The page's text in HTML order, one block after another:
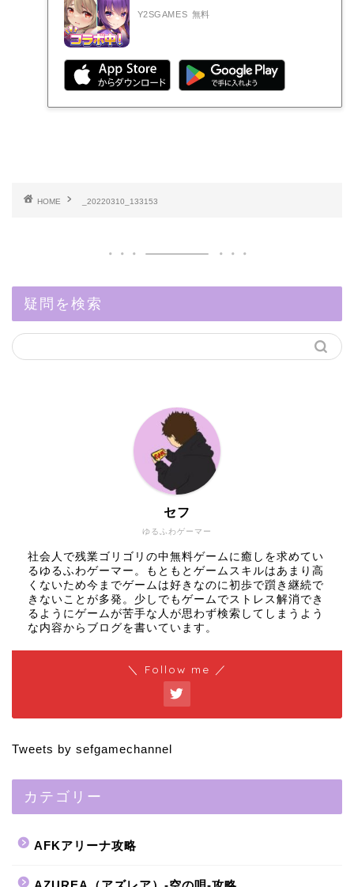
Y2SGAMES 無料
HOME _20220310_133153
疑問を検索
ゆるふわゲーマー
セフ
社会人で残業ゴリゴリの中無料ゲームに癒しを求めてい
るゆるふわゲーマー。もともとゲームスキルはあまり高
くないため今までゲームは好きなのに初歩で躓き継続で
きないことが多発。少しでもゲームでストレス解消でき
るようにゲームが苦手な人が思わず検索してしまうよう
な内容からブログを書いています。
＼ Follow me ／
Tweets by sefgamechannel
カテゴリー
AFKアリーナ攻略